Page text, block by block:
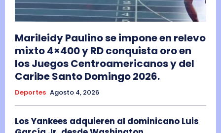
Marileidy Paulino se impone en relevo
mixto 4×400 y RD conquista oro en
los Juegos Centroamericanos y del
Caribe Santo Domingo 2026.
Deportes Agosto 4, 2026
Los Yankees adquieren al dominicano Luis